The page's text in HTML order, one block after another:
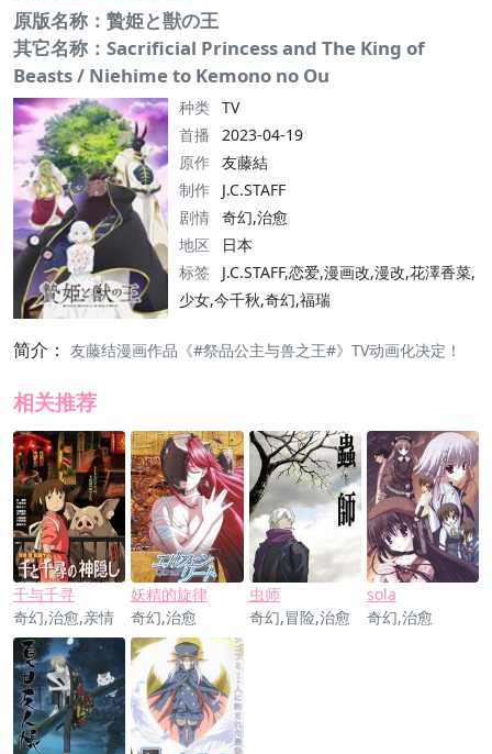
原版名称：贄姫と獣の王
其它名称：Sacrificial Princess and The King of
Beasts / Niehime to Kemono no Ou
种类 TV
首播
2023-04-19
原作 友藤結
制作
J.C.STAFF
剧情 奇幻,治愈
地区
日本
标签
J.C.STAFF,恋爱,漫画改,漫改,花澤香菜,
少女,今千秋,奇幻,福瑞
简介： 友藤结漫画作品《#祭品公主与兽之王#》TV动画化决定！
相关推荐
千与千寻
奇幻,治愈,亲情
妖精的旋律
奇幻,治愈
虫师
奇幻,冒险,治愈
sola
奇幻,治愈